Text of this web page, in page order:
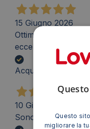
15 Giugno 2026
Ottima facilità e
eccellenti
Acquirente verificato
10 Giugno 2026
Sono stati Questo
migliorare la